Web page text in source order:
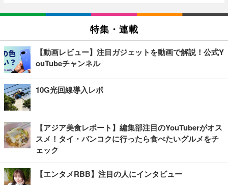
特集・連載
【動画レビュー】注目ガジェットを動画で解説！公式Y
ouTubeチャンネル
10G光回線導入レポ
【アジア美食レポート】編集部注目のYouTuberがオス
スメ！タイ・バンコクに行ったら食べたいグルメをチ
ェック
【エンタメRBB】注目の人にインタビュー